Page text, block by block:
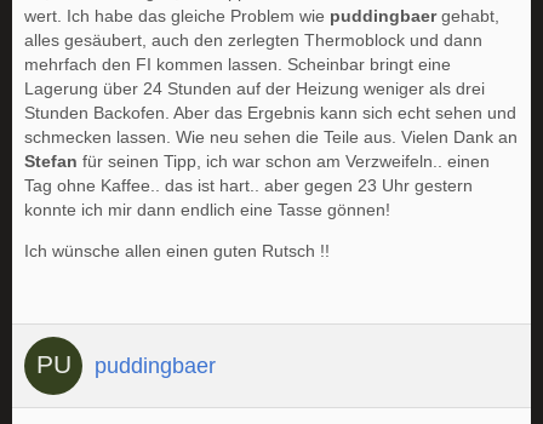
wert. Ich habe das gleiche Problem wie puddingbaergehabt,
alles gesäubert, auch den zerlegten Thermoblock und dann
mehrfach den FI kommen lassen. Scheinbar bringt eine
Lagerung über 24 Stunden auf der Heizung weniger als drei
Stunden Backofen. Aber das Ergebnis kann sich echt sehen und
schmecken lassen. Wie neu sehen die Teile aus. Vielen Dank an
Stefan für seinen Tipp, ich war schon am Verzweifeln.. einen
Tag ohne Kaffee.. das ist hart.. aber gegen 23 Uhr gestern
konnte ich mir dann endlich eine Tasse gönnen!
Ich wünsche allen einen guten Rutsch !!
puddingbaer